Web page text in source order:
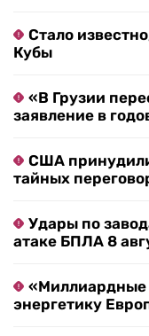
Стало
Кубы
«В Грузии
заявление в
США
тайных
Удары по
атаке БПЛА 8
«Миллиардные
энергетику